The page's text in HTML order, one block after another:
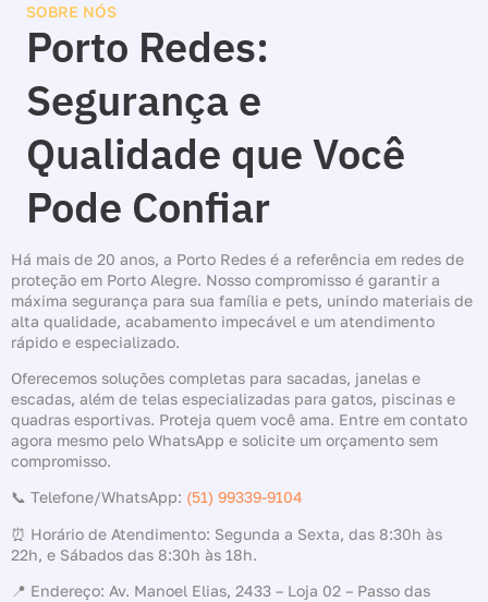
SOBRE NÓS
Porto Redes:
Segurança e
Qualidade que Você
Pode Confiar
Há mais de 20 anos, a Porto Redes é a referência em redes de
proteção em Porto Alegre. Nosso compromisso é garantir a
máxima segurança para sua família e pets, unindo materiais de
alta qualidade, acabamento impecável e um atendimento
rápido e especializado.
Oferecemos soluções completas para sacadas, janelas e
escadas, além de telas especializadas para gatos, piscinas e
quadras esportivas. Proteja quem você ama. Entre em contato
agora mesmo pelo WhatsApp e solicite um orçamento sem
compromisso.
📞 Telefone/WhatsApp: (51) 99339-9104
⏰ Horário de Atendimento: Segunda a Sexta, das 8:30h às
22h, e Sábados das 8:30h às 18h.
📍 Endereço: Av. Manoel Elias, 2433 – Loja 02 – Passo das